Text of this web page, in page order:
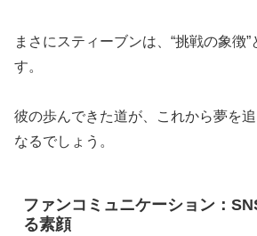
まさにスティーブンは、“挑戦の象徴
す。
彼の歩んできた道が、これから夢を
なるでしょう。
ファンコミュニケーション：
る素顔